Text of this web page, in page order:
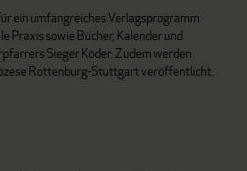
ein umfangreiches Verlagsprogramm
Praxis sowie Bücher, Kalender und
Sieger Köder. Zudem werden
Rottenburg-Stuttgart veröffentlicht.